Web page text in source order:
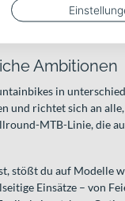
die sich an
gezielt nach dem
Ambitionen
in
und richtet sich an
MTB-Linie, die
stößt du auf Modelle
Einsätze – von